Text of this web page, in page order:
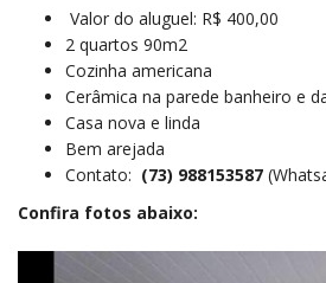
Valor do aluguel: R$ 400,00
2 quartos 90m2
Cozinha americana
Cerâmica na parede banheiro e
Casa nova e linda
Bem arejada
Contato: (73) 988153587
Confira fotos abaixo: